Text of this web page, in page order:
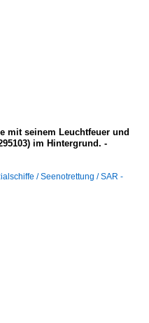
mit seinem Leuchtfeuer und
im Hintergrund. -
/ Seenotrettung / SAR -